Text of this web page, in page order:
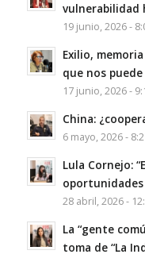
vulnerabilidad
19 junio, 2026 -
Exilio,
que nos
17 junio, 2026 -
China:
6 mayo, 2026 -
Lula Cornejo:
oportunidades
28 abril, 2026 -
La “gente
toma de “La